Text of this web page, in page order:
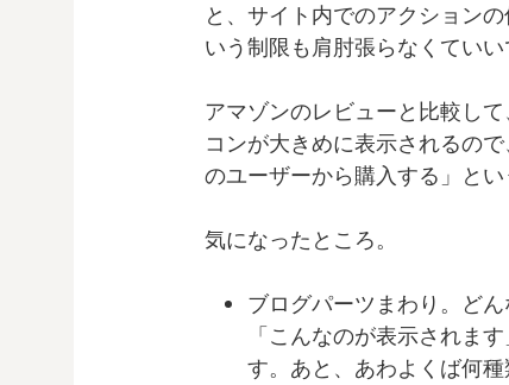
と、サイト内でのアクション
いう制限も肩肘張らなくていい
アマゾンのレビューと比較し
コンが大きめに表示されるの
のユーザーから購入する」とい
気になったところ。
ブログパーツまわり。ど
「こんなのが表示されま
す。あと、あわよくば何